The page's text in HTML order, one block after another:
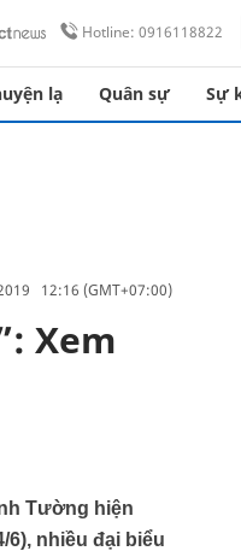
Hotline: 0916118822
lạ Quân sự Sự
12:16 (GMT+07:00)
Xem
Tường hiện
nhiều đại biểu